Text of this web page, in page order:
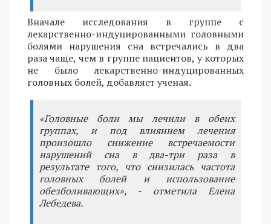
Вначале исследования в группе с
лекарственно-индуцированными головными
болями нарушения сна встречались в два
раза чаще, чем в группе пациентов, у которых
не было лекарственно-индуцированных
головных болей, добавляет ученая.
«Головные боли мы лечили в обеих
группах, и под влиянием лечения
произошло снижение встречаемости
нарушений сна в два-три раза в
результате того, что снизилась частота
головных болей и использование
обезболивающих», - отметила Елена
Лебедева.